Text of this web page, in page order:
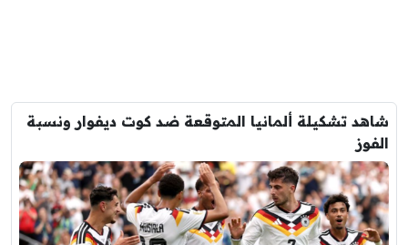
شاهد تشكيلة ألمانيا المتوقعة ضد كوت ديفوار ونسبة
الفوز